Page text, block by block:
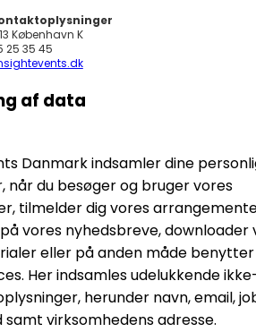
København K
25 35 45
af data
Danmark indsamler dine
når du besøger og bruger vores
tilmelder dig vores
vores nyhedsbreve, downloader
eller på anden måde benytter
Her indsamles udelukkende
herunder navn, email,
samt virksomhedens adresse.